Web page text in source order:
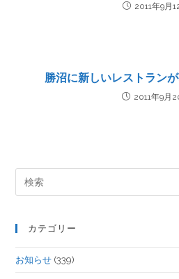
2011年9月
勝沼に新しいレストランが
2011年9月
カテゴリー
お知らせ (339)